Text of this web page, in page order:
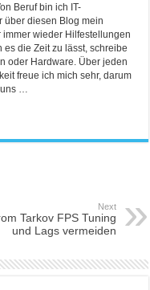
Beruf bin ich IT-
über diesen Blog mein
wieder Hilfestellungen
die Zeit zu lässt, schreibe
oder Hardware. Über jeden
freue ich mich sehr, darum
uns …
Next
Tarkov FPS Tuning
und Lags vermeiden